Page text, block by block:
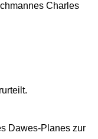
Charles
Dawes-Planes zur